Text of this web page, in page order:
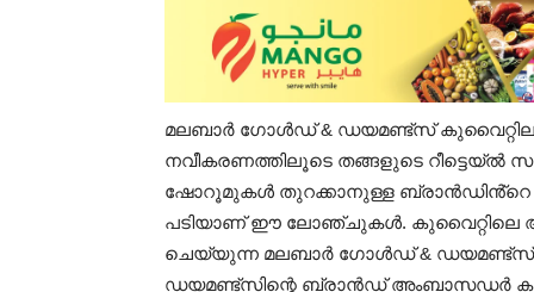
മലബാർ ഗോൾഡ് & ഡയമണ്ട്സ്
നവീകരണത്തിലൂടെ തങ്ങളുടെ റീട്ടെയ്ൽ
ഷോറൂമുകൾ തുറക്കാനുള്ള ബ്രാൻഡിൻ്റെ
പടിയാണ് ഈ ലോഞ്ചുകൾ. കുവൈറ്റിലെ
ചെയ്യുന്ന മലബാർ ഗോൾഡ് &
ഡയമണ്ട്സിന്റെ ബ്രാൻഡ്‌ അംബാസഡർ